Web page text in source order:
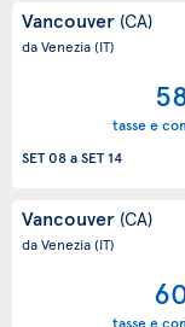
Vancouver (CA)
da Venezia(IT)
tasse e
SET 08aSET 14
Vancouver (CA)
da Venezia(IT)
tasse e